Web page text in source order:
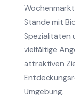
Stände mit
Spezialitäten
vielfältige
attraktiven
Umgebung.